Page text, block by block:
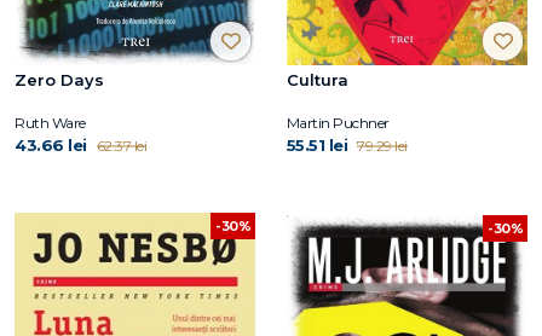
Zero Days
Ruth Ware
43.66 lei 62.37 lei
Cultura
Martin Puchner
55.51 lei 79.29 lei
-30% -30%